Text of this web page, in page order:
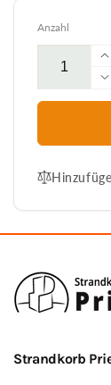
Anzahl
Strandkorb